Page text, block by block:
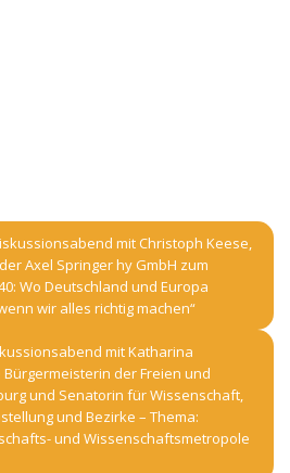
mit Christoph Keese,
Axel Springer hy GmbH zum
Wo Deutschland und Europa
wir alles richtig machen“
mit Katharina
Bürgermeisterin der Freien und
und Senatorin für Wissenschaft,
und Bezirke – Thema:
und Wissenschaftsmetropole